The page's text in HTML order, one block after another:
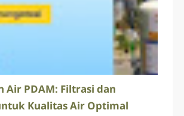
Air PDAM: Filtrasi dan
Kualitas Air Optimal